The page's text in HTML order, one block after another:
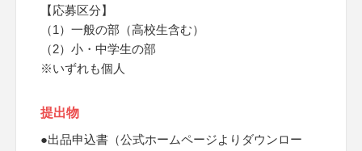
【応募区分】
（1）一般の部（高校生含む）
（2）小・中学生の部
※いずれも個人
提出物
●出品申込書（公式ホームページよりダウンロー